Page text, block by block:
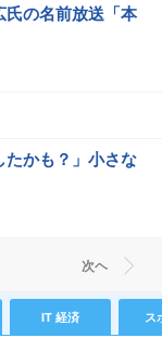
氏の名前放送「本
かも？」小さな
次ヘ
IT 経済 ス